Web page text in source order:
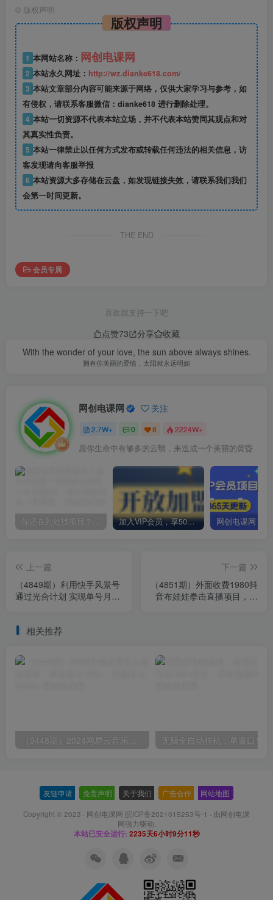
© 版权声明
版权声明
1 本网站名称： 网创电课网
2 本站永久网址： http://wz.dianke618.com/
3 本站文章部分内容可能来源于网络，仅供大家学习与参考，如
有侵权，请联系客服微信：dianke618 进行删除处理。
4 本站一切资源不代表本站立场，并不代表本站赞同其观点和对
其真实性负责。
5 本站一律禁止以任何方式发布或转载任何违法的相关信息，访
客发现请向客服举报
6 本站资源大多存储在云盘，如发现链接失效，请联系我们我们
会第一时间更新。
THE END
会员专属
喜欢就支持一下吧
点赞73 分享
收藏
With the wonder of your love, the sun above always shines.
拥有你美丽的爱情，太阳就永远明媚
网创电课网 关注
2.7W+ 0 8 2224W+
愿你生命中有够多的云翳，来造成一个美丽的黄昏
加入VIP会员，享50%的推广提成，免费学习多种网上创业课程，菜鸟秒变大神！
上一篇
（4849期）利用快手风景号
通过光合计划 实现单号月入
下一篇
（4851期）外面收费1980抖
音布娃娃拳击直播项目，抖
相关推荐
友链申请 免责声明 关于我们 广告合作 网站地图
Copyright © 2023 · 网创电课网 皖ICP备2021015253号-1 · 由网创电课
网强力驱动.
本站已安全运行: 2235天6小时9分12秒